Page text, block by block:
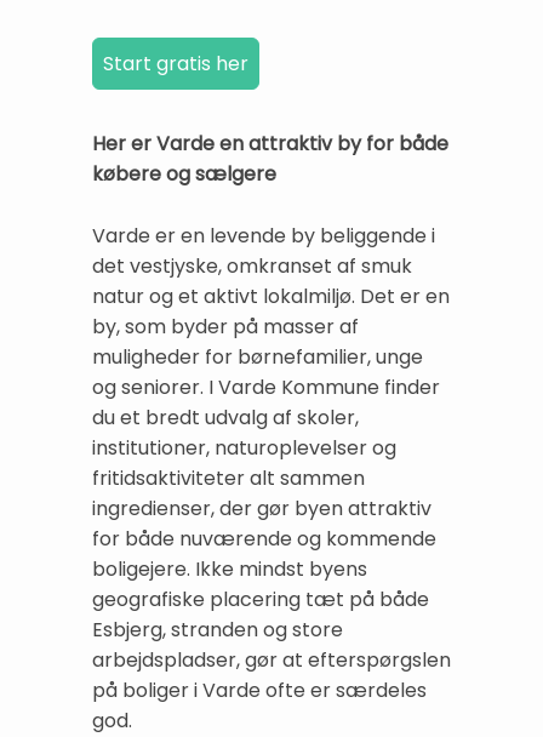
Her er Varde en attraktiv by for både
købere og sælgere
Varde er en levende by beliggende i
det vestjyske, omkranset af smuk
natur og et aktivt lokalmiljø. Det er en
by, som byder på masser af
muligheder for børnefamilier, unge
og seniorer. I Varde Kommune finder
du et bredt udvalg af skoler,
institutioner, naturoplevelser og
fritidsaktiviteter alt sammen
ingredienser, der gør byen attraktiv
for både nuværende og kommende
boligejere. Ikke mindst byens
geografiske placering tæt på både
Esbjerg, stranden og store
arbejdspladser, gør at efterspørgslen
på boliger i Varde ofte er særdeles
god.